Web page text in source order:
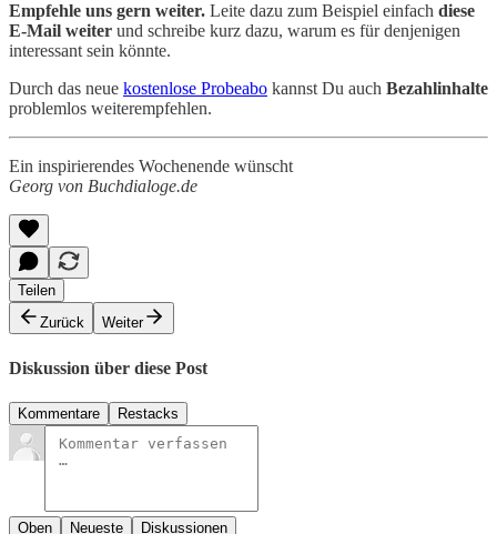
Empfehle uns gern weiter. Leite dazu zum Beispiel einfach diese
E-Mail weiter und schreibe kurz dazu, warum es für denjenigen
interessant sein könnte.
Durch das neue kostenlose Probeabo kannst Du auch Bezahlinhalte
problemlos weiterempfehlen.
Ein inspirierendes Wochenende wünscht
Georg von Buchdialoge.de
Teilen
Zurück
Weiter
Diskussion über diese Post
Kommentare Restacks
Oben Neueste Diskussionen